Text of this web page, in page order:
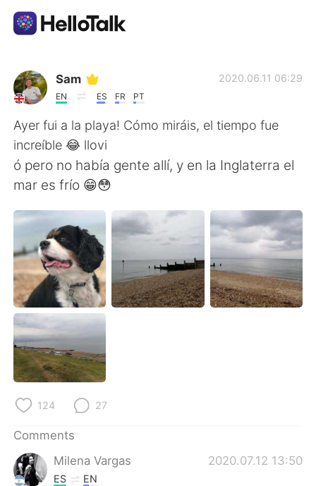
Language Exchange App
AI Grammar Checker
English
简体中文 繁體中文
Español
Français Deutsch
日本語
Русский
Português
Sam
EN ES FR PT
2020.06.11 06:29
Ayer fui a la playa! Cómo miráis, el tiempo fue
increíble 😂 llovi
ó pero no había gente allí, y en la Inglaterra el
mar es frío 😁😳
124 27
Comments
Milena Vargas
2020.07.12 13:50
ES EN